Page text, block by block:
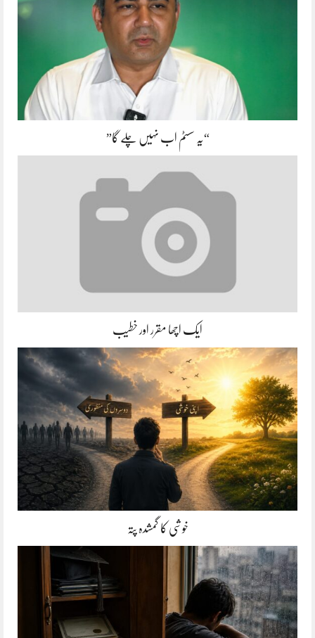
“یہ سسٹم اب نہیں چلے گا”
ایک اچھا مقرر اور خطیب
خوشی کا گمشدہ پتہ